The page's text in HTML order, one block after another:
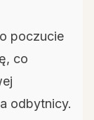
poczucie
co
odbytnicy.